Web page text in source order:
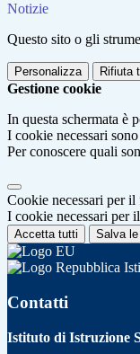
Notizie
Questo sito o gli
Personalizza Rifiuta
Gestione cookie
In questa schermata è
I cookie necessari
Per conoscere quali
Cookie necessari per
I cookie necessari per
Accetta tutti Salva
Contatti
Istituto di Istruzione